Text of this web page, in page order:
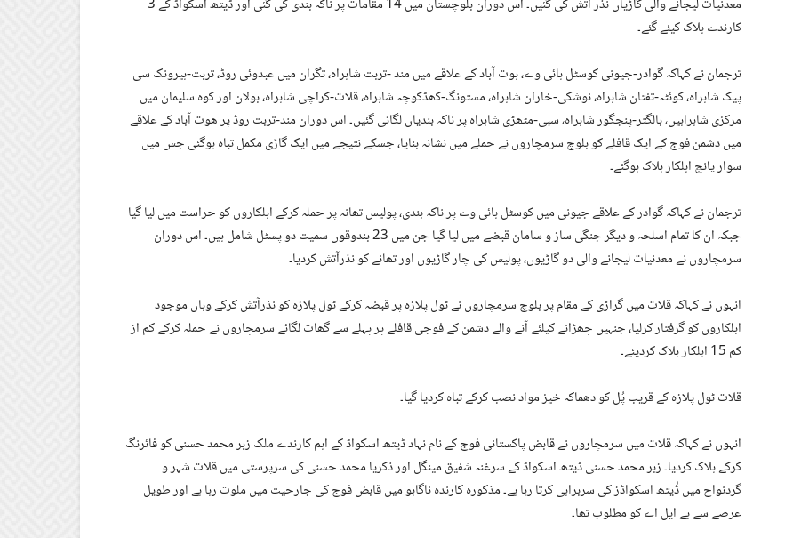
معدنیات لیجانے والی گاڑیاں نذر آتش کی گئیں۔ اس دوران بلوچستان میں 14 مقامات پر ناکہ بندی کی گئی اور ڈیتھ اسکواڈ کے 3
کارندے ہلاک کیئے گئے۔
ترجمان نے کہاکہ گوادر-جیونی کوسٹل ہائی وے، ہوت آباد کے علاقے میں مند -تربت شاہراہ، تگران میں عبدوئی روڈ، تربت-ہیرونک سی
پیک شاہراہ، کوئٹہ-تفتان شاہراہ، نوشکی-خاران شاہراہ، مستونگ-کھڈکوچہ شاہراہ، قلات-کراچی شاہراہ، بولان اور کوہ سلیمان میں
مرکزی شاہراہیں، بالگتر-پنجگور شاہراہ، سبی-مٹھڑی شاہراہ پر ناکہ بندیاں لگائی گئیں۔ اس دوران مند-تربت روڈ پر ھوت آباد کے علاقے
میں دشمن فوج کے ایک قافلے کو بلوچ سرمچاروں نے حملے میں نشانہ بنایا، جسکے نتیجے میں ایک گاڑی مکمل تباہ ہوگئی جس میں
سوار پانچ اہلکار ہلاک ہوگئے۔
ترجمان نے کہاکہ گوادر کے علاقے جیونی میں کوسٹل ہائی وے پر ناکہ بندی، پولیس تھانہ پر حملہ کرکے اہلکاروں کو حراست میں لیا گیا
جبکہ ان کا تمام اسلحہ و دیگر جنگی ساز و سامان قبضے میں لیا گیا جن میں 23 بندوقوں سمیت دو پسٹل شامل ہیں۔ اس دوران
سرمچاروں نے معدنیات لیجانے والی دو گاڑیوں، پولیس کی چار گاڑیوں اور تھانے کو نذرآتش کردیا۔
انہوں نے کہاکہ قلات میں گراڑی کے مقام پر بلوچ سرمچاروں نے ٹول پلازہ پر قبضہ کرکے ٹول پلازہ کو نذرآتش کرکے وہاں موجود
اہلکاروں کو گرفتار کرلیا، جنہیں چھڑانے کیلئے آنے والے دشمن کے فوجی قافلے پر پہلے سے گھات لگائے سرمچاروں نے حملہ کرکے کم از
کم 15 اہلکار ہلاک کردیئے۔
قلات ٹول پلازہ کے قریب پُل کو دھماکہ خیز مواد نصب کرکے تباہ کردیا گیا۔
انہوں نے کہاکہ قلات میں سرمچاروں نے قابض پاکستانی فوج کے نام نہاد ڈیتھ اسکواڈ کے اہم کارندے ملک زبر محمد حسنی کو فائرنگ
کرکے ہلاک کردیا۔ زبر محمد حسنی ڈیتھ اسکواڈ کے سرغنہ شفیق مینگل اور ذکریا محمد حسنی کی سرپرستی میں قلات شہر و
گردنواح میں ڈٰیتھ اسکواڈز کی سربراہی کرتا رہا ہے۔ مذکورہ کارندہ ناگاہو میں قابض فوج کی جارحیت میں ملوث رہا ہے اور طویل
عرصے سے بے ایل اے کو مطلوب تھا۔